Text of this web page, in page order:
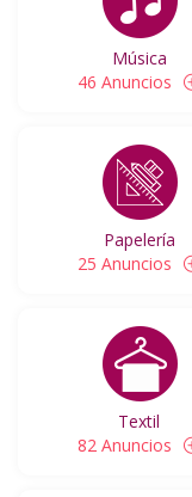
Música
46 Anuncios
Papelería
25 Anuncios
Textil
82 Anuncios